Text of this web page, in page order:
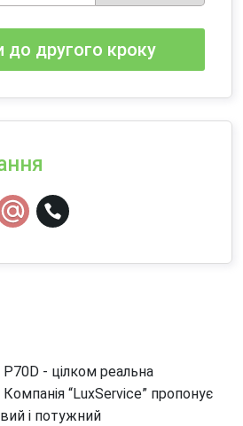
до другого кроку
- цілком реальна
“LuxService” пропонує
і потужний